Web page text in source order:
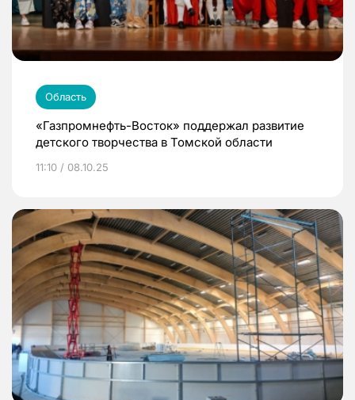
Область
«Газпромнефть-Восток» поддержал развитие
детского творчества в Томской области
11:10 / 08.10.25